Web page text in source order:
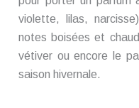
violette, lilas,
notes boisées et
vétiver ou encore le
saison hivernale.